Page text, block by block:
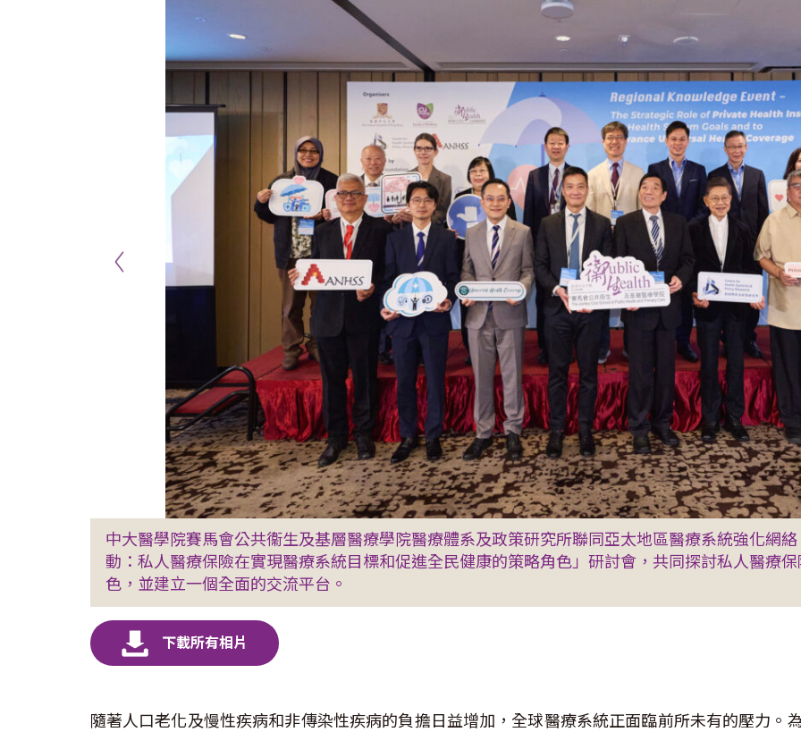
中大醫學院賽馬會公共衞生及基層醫療學院醫療體系及政策研究所聯同亞太地區醫療系統強化網
動：私人醫療保險在實現醫療系統目標和促進全民健康的策略角色」研討會，共同探討私人醫療
色，並建立一個全面的交流平台。
隨著人口老化及慢性疾病和非傳染性疾病的負擔日益增加，全球醫療系統正面臨前所未有的壓力。